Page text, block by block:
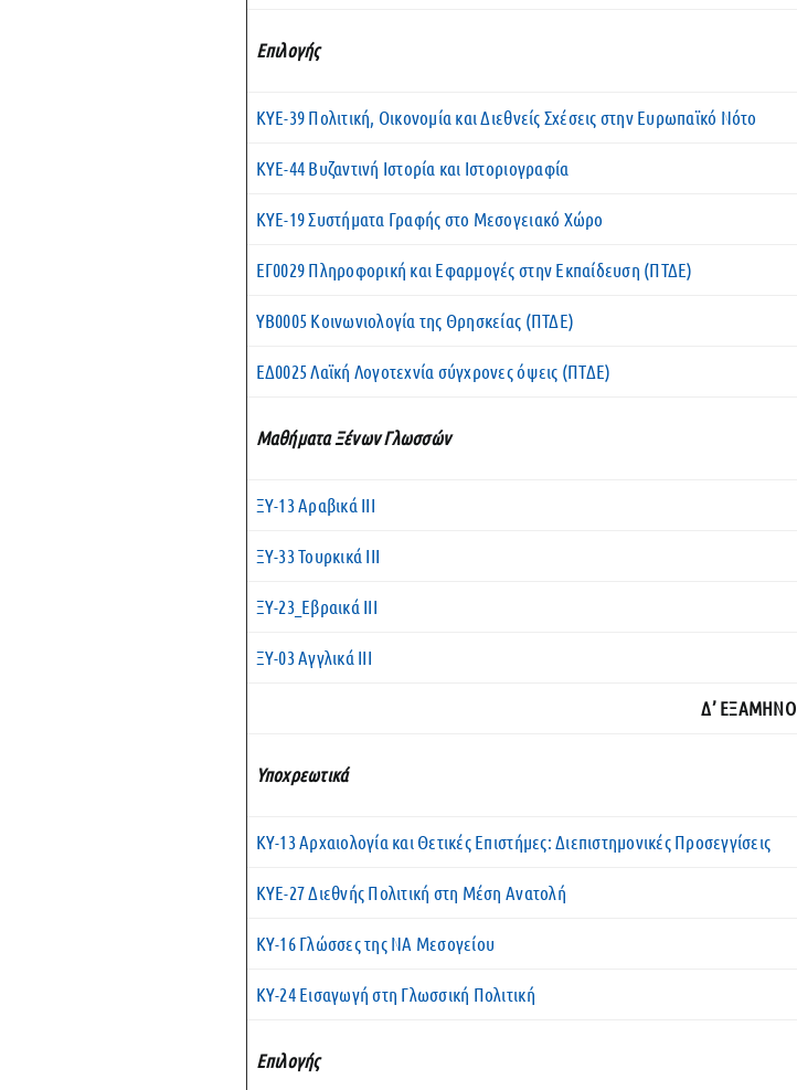
Επιλογής
ΚΥΕ-39 Πολιτική, Οικονομία και Διεθνείς Σχέσεις στην Ευρωπαϊκό Νότο
ΚΥΕ-44 Βυζαντινή Ιστορία και Ιστοριογραφία
ΚΥΕ-19 Συστήματα Γραφής στο Μεσογειακό Χώρο
ΕΓ0029 Πληροφορική και Εφαρμογές στην Εκπαίδευση (ΠΤΔΕ)
ΥΒ0005 Κοινωνιολογία της Θρησκείας (ΠΤΔΕ)
ΕΔ0025 Λαϊκή Λογοτεχνία σύγχρονες όψεις (ΠΤΔΕ)
Μαθήματα Ξένων Γλωσσών
ΞΥ-13 Αραβικά ΙII
ΞΥ-33 Τουρκικά ΙII
ΞΥ-23_Εβραικά ΙII
ΞΥ-03 Αγγλικά ΙII
Δ’ ΕΞΑΜΗΝΟ
Υποχρεωτικά
ΚΥ-13 Αρχαιολογία και Θετικές Επιστήμες: Διεπιστημονικές Προσεγγίσεις
ΚΥΕ-27 Διεθνής Πολιτική στη Μέση Ανατολή
ΚΥ-16 Γλώσσες της ΝΑ Μεσογείου
ΚΥ-24 Εισαγωγή στη Γλωσσική Πολιτική
Επιλογής